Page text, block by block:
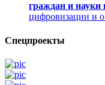
граждан и науки
цифровизации и о
Спецпроекты